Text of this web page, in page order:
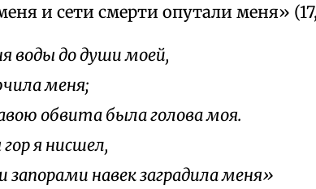
и сети смерти опутали меня»
воды до души моей,
меня;
обвита была голова моя.
я нисшел,
запорами навек заградила меня»